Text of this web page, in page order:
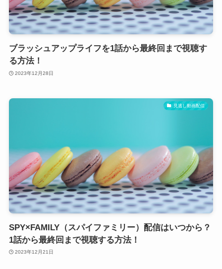
ブラッシュアップライフを1話から最終回まで視聴す
る方法！
2023年12月28日
見逃し動画配信
SPY×FAMILY（スパイファミリー）配信はいつから？
1話から最終回まで視聴する方法！
2023年12月21日